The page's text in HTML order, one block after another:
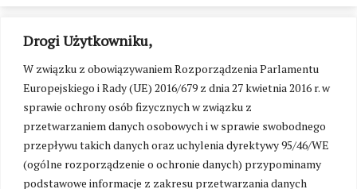
Drogi Użytkowniku,
W związku z obowiązywaniem Rozporządzenia Parlamentu
Europejskiego i Rady (UE) 2016/679 z dnia 27 kwietnia 2016 r. w
sprawie ochrony osób fizycznych w związku z
przetwarzaniem danych osobowych i w sprawie swobodnego
przepływu takich danych oraz uchylenia dyrektywy 95/46/WE
(ogólne rozporządzenie o ochronie danych) przypominamy
podstawowe informacje z zakresu przetwarzania danych